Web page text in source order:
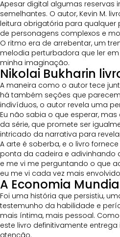
Apesar digital algumas reservas
semelhantes. O autor, Kevin M.
leitura obrigatória para qualquer
de personagens complexos e
O ritmo era de arrebentar, um
melodia perturbadora que ler
minha imaginação.
Nikolai Bukharin
A maneira como o autor tece
há também seções que
indivíduos, o autor revela uma
Eu não sabia o que esperar,
da série, que promete ser
intricado da narrativa para
A arte é soberba, e o livro
ponta da cadeira e adivinhando
e me vi me perguntando o que
eu me vi cada vez mais
A Economia
Foi uma história que persistiu,
testemunho da habilidade e
mais íntima, mais pessoal.
este livro definitivamente
atenção.